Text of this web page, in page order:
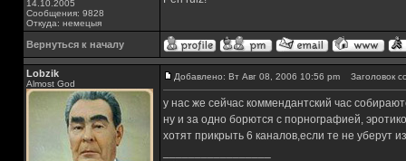
14.10.2005
Сообщения: 9828
Откуда: немецыя
Вернуться к началу
Lobzik
Almost God
Добавлено: Вт Авг 08, 2006 10:56 pm Заголовок
у нас же сейчас коммендантский час
ну и за одно борются с порнографией,
хотят прикрыть 6 каналов,если те не уберут